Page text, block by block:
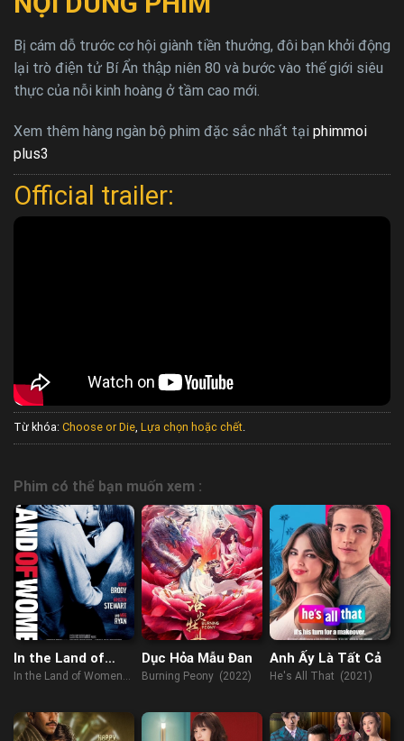
Bị cám dỗ trước cơ hội giành tiền thưởng, đôi bạn khởi động
lại trò điện tử Bí Ẩn thập niên 80 và bước vào thế giới siêu
thực của nỗi kinh hoàng ở tầm cao mới.
Xem thêm hàng ngàn bộ phim đặc sắc nhất tại phimmoi
plus3
Official trailer:
Từ khóa: Choose or Die, Lựa chọn hoặc chết.
Phim có thể bạn muốn xem :
In the Land of
Women
In the Land of Women
Dục Hỏa Mẫu Đan
Burning Peony (2022)
Anh Ấy Là Tất Cả
He's All That (2021)